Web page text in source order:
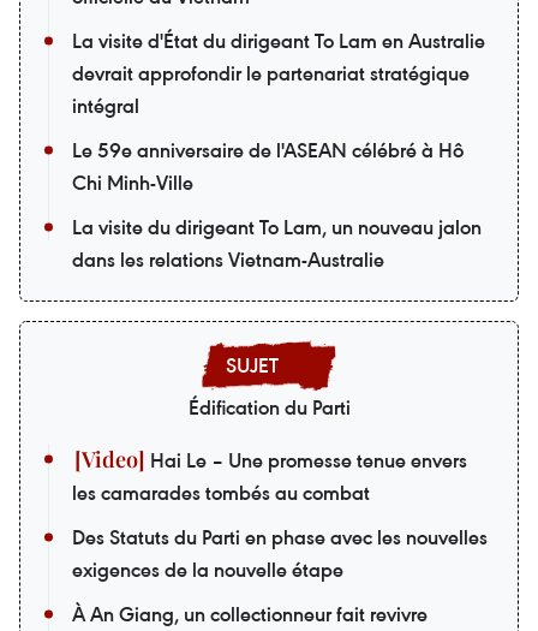
La visite d'État du dirigeant To Lam en Australie
devrait approfondir le partenariat stratégique
intégral
Le 59e anniversaire de l'ASEAN célébré à Hô
Chi Minh-Ville
La visite du dirigeant To Lam, un nouveau jalon
dans les relations Vietnam-Australie
Édification du Parti
Hai Le – Une promesse tenue envers
les camarades tombés au combat
Des Statuts du Parti en phase avec les nouvelles
exigences de la nouvelle étape
À An Giang, un collectionneur fait revivre